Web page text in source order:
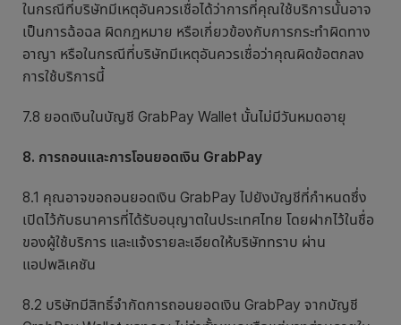
ในกรณีที่บริษัทมีเหตุอันควรเชื่อได้ว่าการที่คุณใช้บริการนั้นอาจ
เป็นการฉ้อฉล ผิดกฎหมาย หรือเกี่ยวข้องกับการกระทำผิดทาง
อาญา หรือในกรณีที่บริษัทมีเหตุอันควรเชื่อว่าคุณผิดข้อตกลง
การใช้บริการนี้
7.8 ยอดเงินในบัญชี GrabPay Wallet นั้นไม่มีวันหมดอายุ
8. การถอนและการโอนยอดเงิน GrabPay
8.1 คุณอาจขอถอนยอดเงิน GrabPay ไปยังบัญชีที่กำหนดซึ่ง
เปิดไว้กับธนาคารที่ได้รับอนุญาตในประเทศไทย โดยฝากไว้ในชื่อ
ของผู้ใช้บริการ และแจ้งรายละเอียดให้บริษัททราบ ผ่าน
แอปพลิเคชัน
8.2 บริษัทมีสิทธิ์จำกัดการถอนยอดเงิน GrabPay จากบัญชี